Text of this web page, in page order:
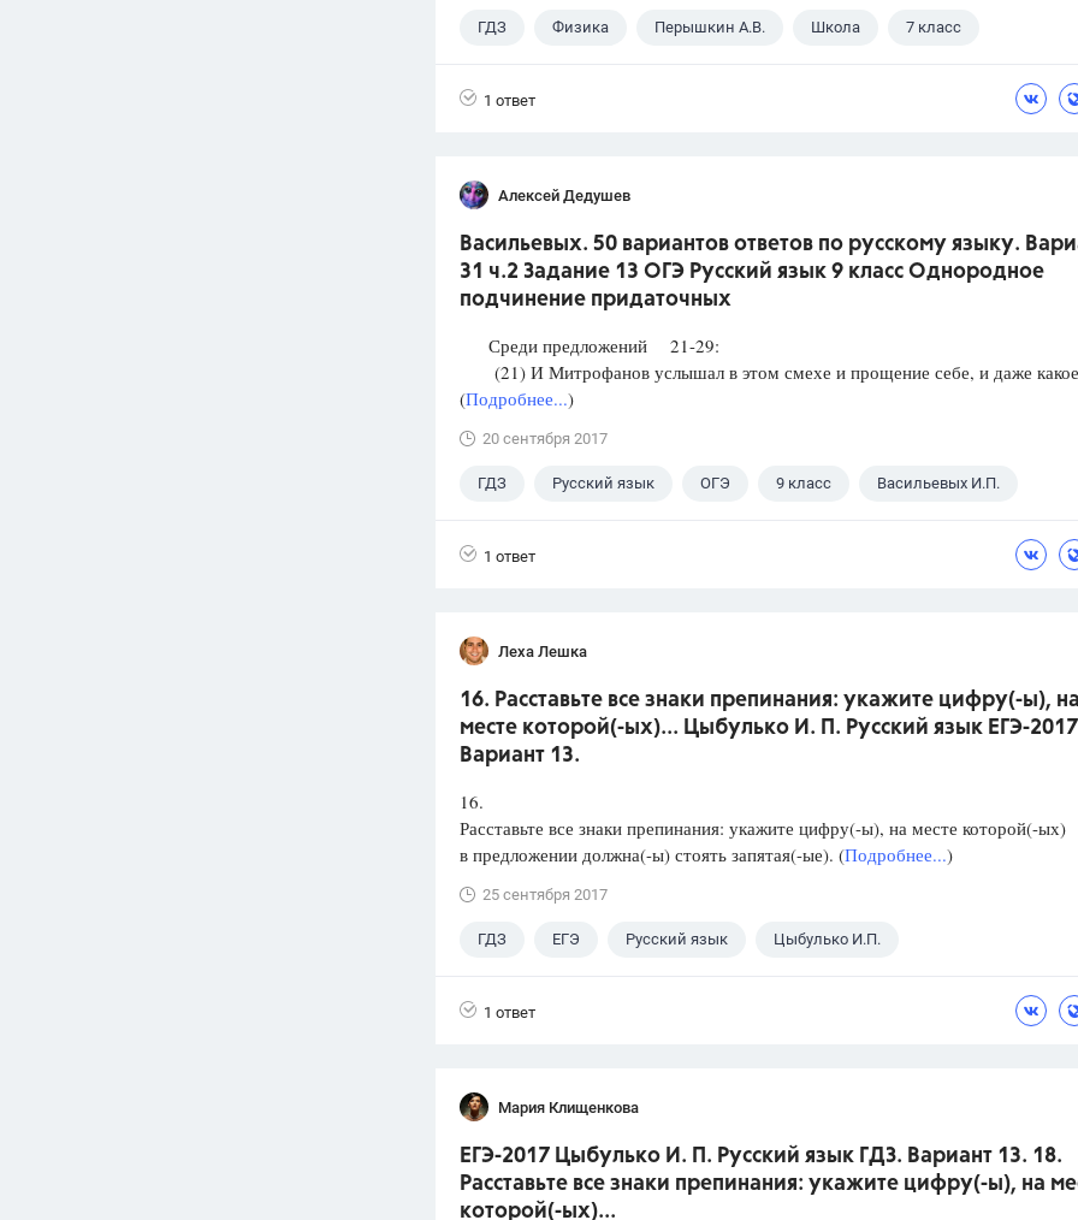
ГДЗ Физика Перышкин А.В. Школа 7 класс
1 ответ
Алексей Дедушев
Васильевых. 50 вариантов ответов по русскому языку.
31 ч.2 Задание 13 ОГЭ Русский язык 9 класс Однородное
подчинение придаточных
Среди предложений 21-29:
(21) И Митрофанов услышал в этом смехе и прощение себе, и даже
(Подробнее...)
20 сентября 2017
ГДЗ Русский язык ОГЭ 9 класс Васильевых И.П.
1 ответ
Леха Лешка
16. Расставьте все знаки препинания: укажите цифру(-ы), на
месте которой(-ых)... Цыбулько И. П. Русский язык ЕГЭ-
Вариант 13.
16.
Расставьте все знаки препинания: укажите цифру(-ы), на месте которой(-ых)
в предложении должна(-ы) стоять запятая(-ые). (Подробнее...)
25 сентября 2017
ГДЗ ЕГЭ Русский язык Цыбулько И.П.
1 ответ
Мария Клищенкова
ЕГЭ-2017 Цыбулько И. П. Русский язык ГДЗ. Вариант 13. 18.
Расставьте все знаки препинания: укажите цифру(-ы), на
которой(-ых)...